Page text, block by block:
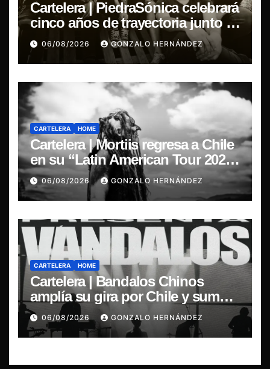
Cartelera | PiedraSónica celebrará
cinco años de trayectoria junto a
The Ganjas en el Bar de René
06/08/2026 GONZALO HERNÁNDEZ
CARTELERA HOME
Cartelera | Mortiis regresa a Chile
en su “Latin American Tour 2026”
y exclusivo show en Sala RBX
06/08/2026 GONZALO HERNÁNDEZ
CARTELERA HOME
Cartelera | Bandalos Chinos
amplía su gira por Chile y suma
concierto en Concepción
06/08/2026 GONZALO HERNÁNDEZ